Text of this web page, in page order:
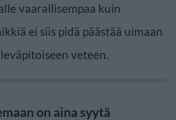
vaarallisempaa kuin
ei siis pidä päästää uimaan
veteen.
on aina syytä